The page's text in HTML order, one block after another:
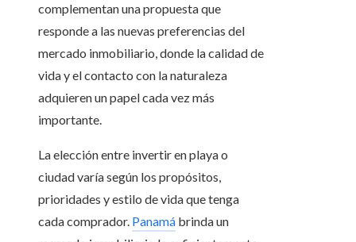
complementan una propuesta que
responde a las nuevas preferencias del
mercado inmobiliario, donde la calidad de
vida y el contacto con la naturaleza
adquieren un papel cada vez más
importante.
La elección entre invertir en playa o
ciudad varía según los propósitos,
prioridades y estilo de vida que tenga
cada comprador. Panamá brinda un